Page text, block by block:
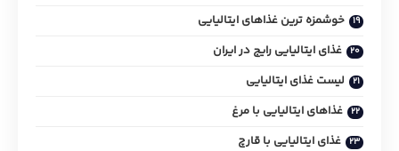
خوشمزه‌ ترین غذاهای ایتالیایی
غذای ایتالیایی رایج در ایران
لیست غذای ایتالیایی
غذاهای ایتالیایی با مرغ
غذای ایتالیایی با قارچ